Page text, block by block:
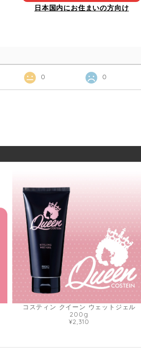
日本国内にお住まいの方向け
0 0
コスティン クイーン ウェットジェル
200g
¥2,310